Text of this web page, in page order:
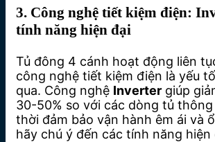
3. Công nghệ tiết kiệm điện:
tính năng hiện đại
Tủ đông 4 cánh hoạt động liên
công nghệ tiết kiệm điện là yếu
qua. Công nghệ Inverter giúp
30-50% so với các dòng tủ
thời đảm bảo vận hành êm ái và
hãy chú ý đến các tính năng hiện